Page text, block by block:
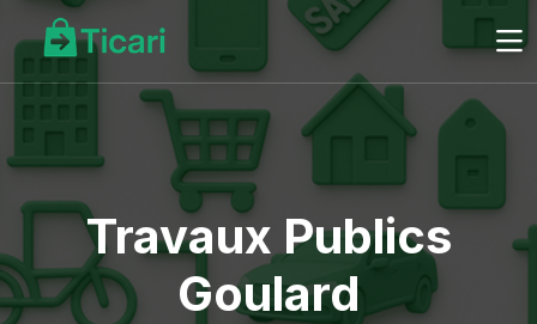
Travaux Publics
Goulard